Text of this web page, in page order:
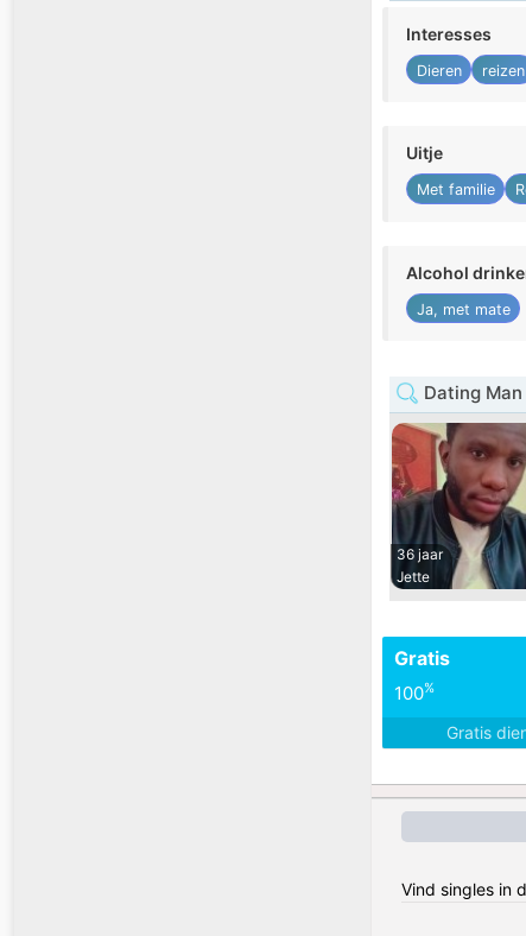
Interesses
Dieren reizen
Uitje
Met familie
Alcohol
Ja, met mate
Dating
36 jaar
Jette
Gratis
100%
Gratis
Vind singles in